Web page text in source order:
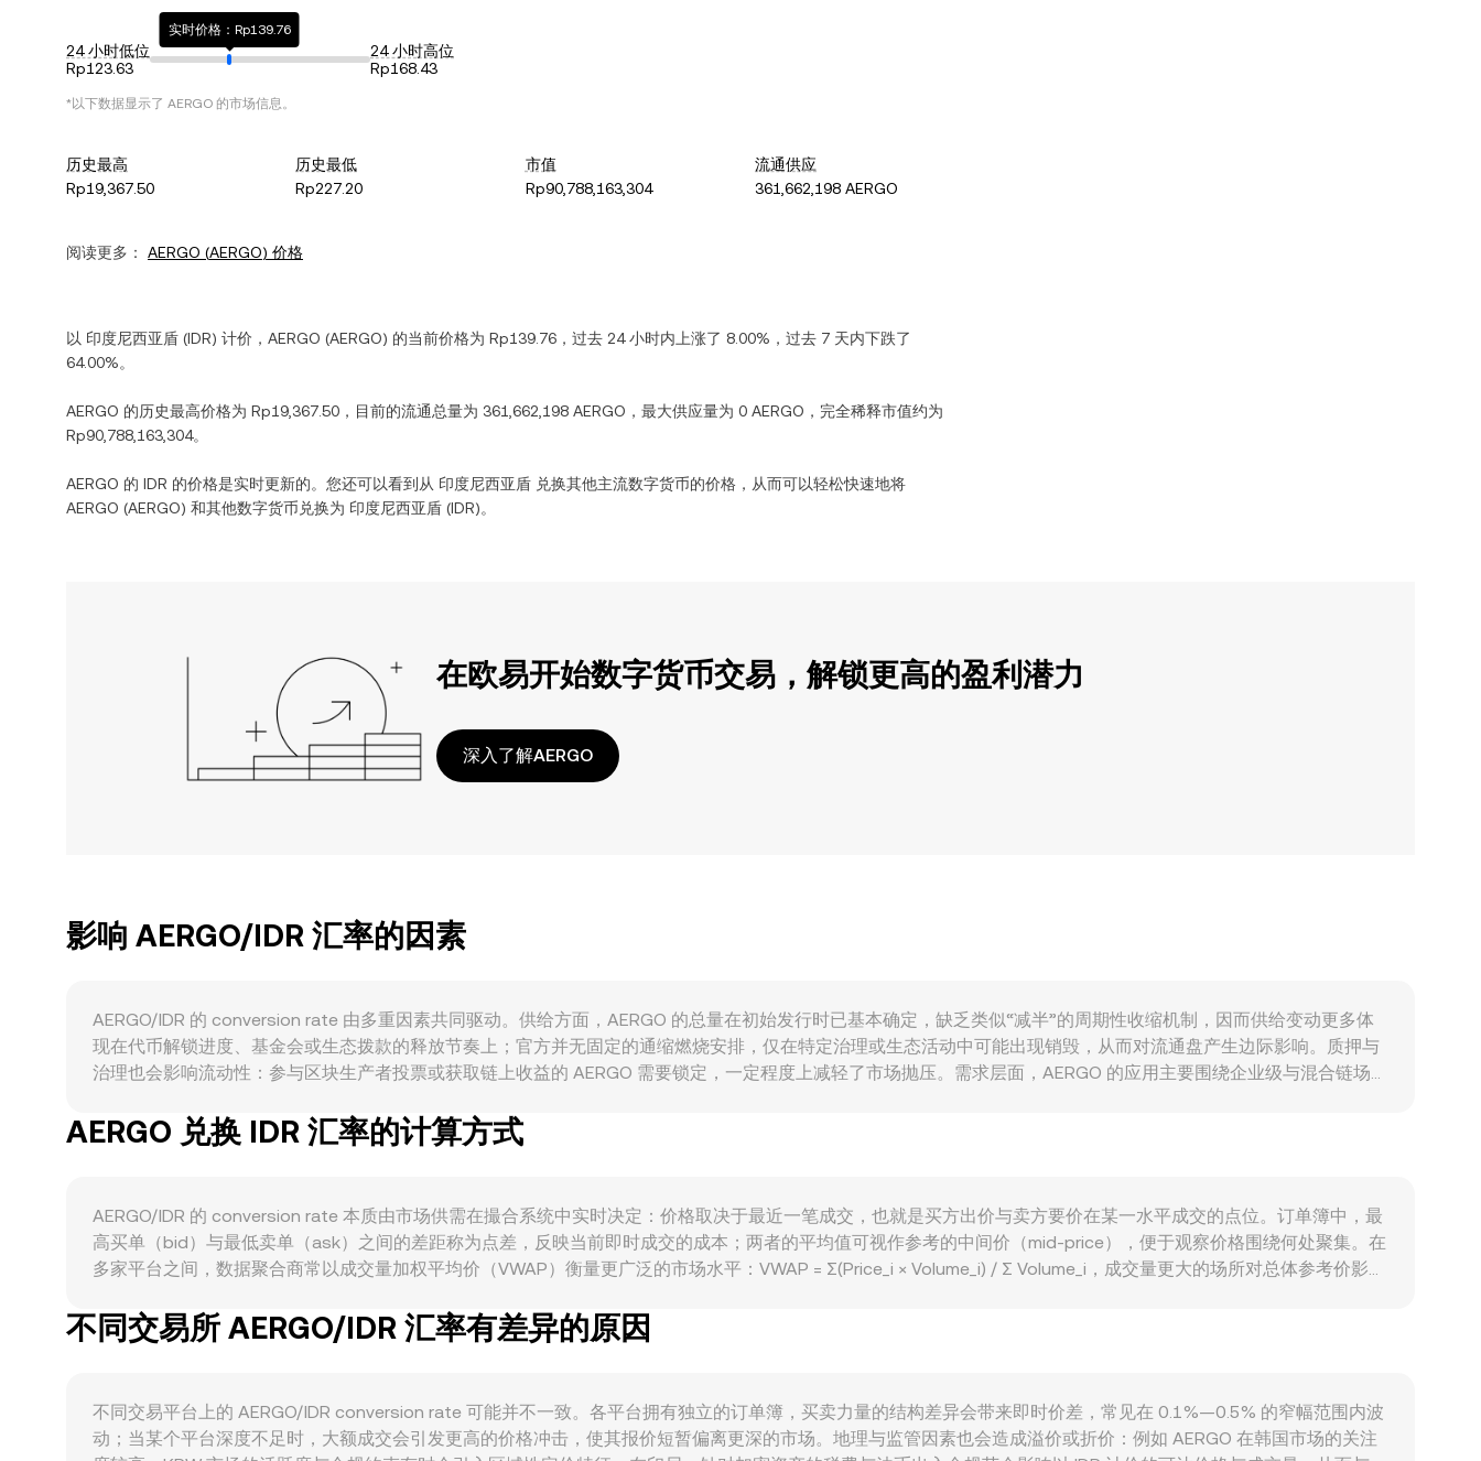
24 小时低位
Rp123.63
实时价格：Rp139.76
24 小时高位
Rp168.43
*以下数据显示了 AERGO 的市场信息。
历史最高
Rp19,367.50
历史最低
Rp227.20
市值
Rp90,788,163,304
流通供应
361,662,198 AERGO
阅读更多： AERGO (AERGO) 价格
以 印度尼西亚盾 (IDR) 计价， AERGO (AERGO) 的当前价格为 Rp139.76 ，过去 24 小时内 上涨了 8.00% ，过去 7 天内下跌了
64.00%。
AERGO 的历史最高价格为 Rp19,367.50 ，目前的流通总量为 361,662,198 AERGO ，最大供应量为 0 AERGO ，完全稀释市值约为
Rp90,788,163,304。
AERGO 的 IDR 的价格是实时更新的。您还可以看到从 印度尼西亚盾 兑换其他主流数字货币的价格，从而可以轻松快速地将
AERGO (AERGO) 和其他数字货币兑换为 印度尼西亚盾 (IDR)。
在欧易开始数字货币交易，解锁更高的盈利潜力
深入了解AERGO
影响 AERGO/IDR 汇率的因素
AERGO/IDR 的 conversion rate 由多重因素共同驱动。供给方面，AERGO 的总量在初始发行时已基本确定，缺乏类似“减半”的周期性收缩机制，因而供给变动更多体
现在代币解锁进度、基金会或生态拨款的释放节奏上；官方并无固定的通缩燃烧安排，仅在特定治理或生态活动中可能出现销毁，从而对流通盘产生边际影响。质押与
治理也会影响流动性：参与区块生产者投票或获取链上收益的 AERGO 需要锁定，一定程度上减轻了市场抛压。需求层面，AERGO 的应用主要围绕企业级与混合链场
主网升级、跨链桥接与与大型交易所/托管商的集成也会改变代币的可获得性与使用频率。宏观上，AERGO 通常随比特币方向性波动而产生高相关性，风险偏好回升时
更易获得增量关注；对于以 IDR 计价的兑换，IDR 相对美元的强弱会通过 AERGO 对美元或 USDT 的基准价格传导至 AERGO/IDR，当 IDR 走弱时，即使美元计价价格不
界定，均可能迅速影响全球与区域流动性；印尼本地对于加密资产的分类、税费与法币通道管理（例如 Bappebti 与 OJK 的相关规定）也会改变以 IDR 计价的成交活跃
度与渠道成本。技术层面，若 AERGO 在部分平台具备永续合约，资金费率的正负与幅度会牵动现货与合约之间的套利来回，从而对短期成交价格产生影响；整体加密
市场的期权到期、波动率压缩/扩张也会通过比特币与主流资产的联动传导至中小市值币种；此外，集中式交易所的大额地址（“鲸鱼”）充值/提现与挂单行为、单一交
易所（如区域性龙头平台）订单簿的集中度变化，都会在短期内放大 AERGO/IDR 的波动。
AERGO 兑换 IDR 汇率的计算方式
AERGO/IDR 的 conversion rate 本质由市场供需在撮合系统中实时决定：价格取决于最近一笔成交，也就是买方出价与卖方要价在某一水平成交的点位。订单簿中，最
高买单（bid）与最低卖单（ask）之间的差距称为点差，反映当前即时成交的成本；两者的平均值可视作参考的中间价（mid-price），便于观察价格围绕何处聚集。在
多家平台之间，数据聚合商常以成交量加权平均价（VWAP）衡量更广泛的市场水平：VWAP = Σ(Price_i × Volume_i) / Σ Volume_i，成交量更大的场所对总体参考价影响
中心化撮合外，若 AERGO 在去中心化交易所具备显著池子流动性，其定价还受自动做市商（AMM）机制影响：资金池满足 x × y = k 的恒定乘积关系，其中 x、y 分别
代表池中两种资产的储备量，瞬时价格近似为 y/x；大额换入/换出会改变池子储备比例，造成滑点，从而与撮合式行情产生细微偏离。综合而言，最新成交价、订单簿
不同交易所 AERGO/IDR 汇率有差异的原因
不同交易平台上的 AERGO/IDR conversion rate 可能并不一致。各平台拥有独立的订单簿，买卖力量的结构差异会带来即时价差，常见在 0.1%—0.5% 的窄幅范围内波
动；当某个平台深度不足时，大额成交会引发更高的价格冲击，使其报价短暂偏离更深的市场。地理与监管因素也会造成溢价或折价：例如 AERGO 在韩国市场的关注